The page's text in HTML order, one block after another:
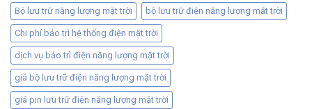
Bộ lưu trữ năng lượng mặt trời bộ lưu trữ điện năng lượng mặt trời
Chi phí bảo trì hệ thống điện mặt trời
dịch vụ bảo trì điện năng lượng mặt trời
giá bộ lưu trữ điện năng lượng mặt trời
giá pin lưu trữ điện năng lượng mặt trời